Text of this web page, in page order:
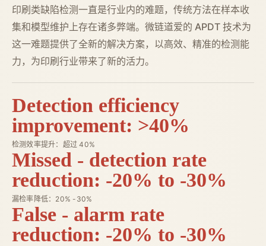
印刷类缺陷检测一直是行业内的难题，传统方法在样本收
集和模型维护上存在诸多弊端。微链道爱的 APDT 技术为
这一难题提供了全新的解决方案，以高效、精准的检测能
力，为印刷行业带来了新的活力。
Detection efficiency
improvement: >40%
检测效率提升：超过 40%
Missed - detection rate
reduction: -20% to -30%
漏检率降低：20% -30%
False - alarm rate
reduction: -20% to -30%